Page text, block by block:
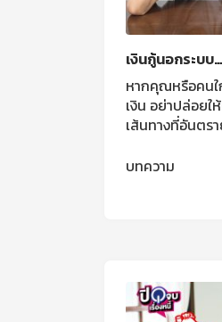
เงินกู้นอกระบ
หากคุณหรือคน
เงิน อย่าปล่อยใ
เส้นทางที่อันตร
มั่นคง
บทความ